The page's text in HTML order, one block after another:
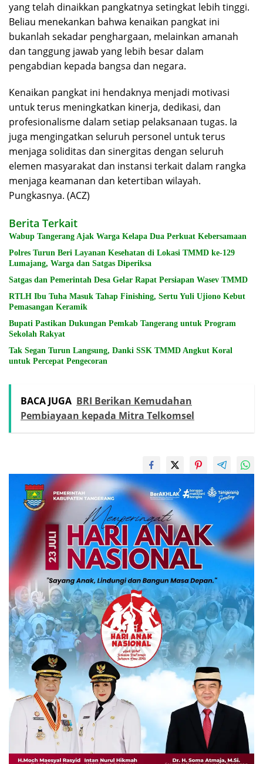
yang telah dinaikkan pangkatnya setingkat lebih tinggi.
Beliau menekankan bahwa kenaikan pangkat ini
bukanlah sekadar penghargaan, melainkan amanah
dan tanggung jawab yang lebih besar dalam
pengabdian kepada bangsa dan negara.
Kenaikan pangkat ini hendaknya menjadi motivasi
untuk terus meningkatkan kinerja, dedikasi, dan
profesionalisme dalam setiap pelaksanaan tugas. Ia
juga mengingatkan seluruh personel untuk terus
menjaga soliditas dan sinergitas dengan seluruh
elemen masyarakat dan instansi terkait dalam rangka
menjaga keamanan dan ketertiban wilayah.
Pungkasnya. (ACZ)
Berita Terkait
Wabup Tangerang Ajak Warga Kelapa Dua Perkuat Kebersamaan
Polres Turun Beri Layanan Kesehatan di Lokasi TMMD ke-129
Lumajang, Warga dan Satgas Diperiksa
Satgas dan Pemerintah Desa Gelar Rapat Persiapan Wasev TMMD
RTLH Ibu Tuha Masuk Tahap Finishing, Sertu Yuli Ujiono Kebut
Pemasangan Keramik
Bupati Pastikan Dukungan Pemkab Tangerang untuk Program
Sekolah Rakyat
Tak Segan Turun Langsung, Danki SSK TMMD Angkut Koral
untuk Percepat Pengecoran
BACA JUGA BRI Berikan Kemudahan
Pembiayaan kepada Mitra Telkomsel